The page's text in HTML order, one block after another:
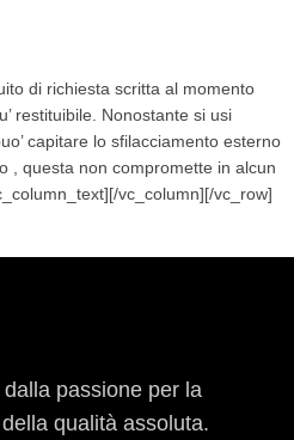
di richiesta scritta al momento
restituibile. Nonostante si usi
capitare lo sfilacciamento esterno
, questa non compromette in alcun
vc_column][/vc_row]
passione per la
qualità assoluta.